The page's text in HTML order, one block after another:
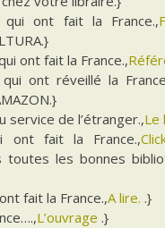
ont fait la France.,
ont fait la France.,
ont réveillé la
service de l’étranger.,Le
ont fait la France.,
toutes les bonnes
fait la France.,A lire. .}
L’ouvrage .}